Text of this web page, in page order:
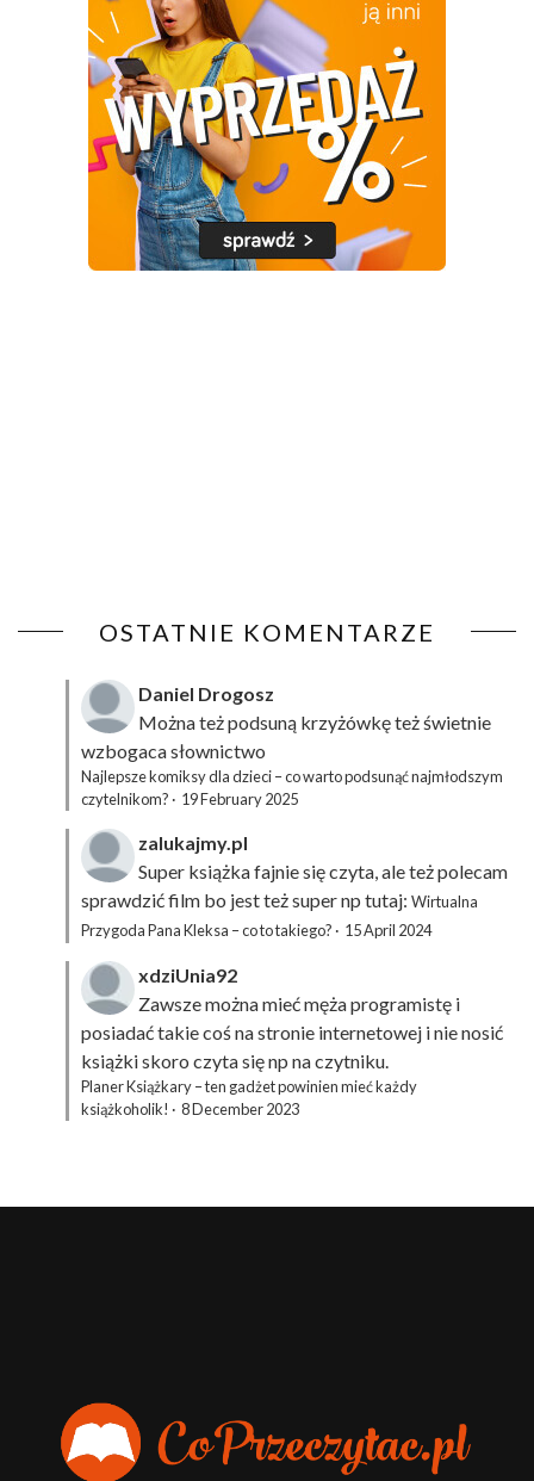
OSTATNIE KOMENTARZE
Daniel Drogosz
Można też podsuną krzyżówkęteż świetnie
wzbogaca słownictwo
Najlepsze komiksy dla dzieci – co warto podsunąć najmłodszym
czytelnikom? · 19 February 2025
zalukajmy.pl
Super książka fajnie się czyta, ale też polecam
sprawdzić film bo jest też super np tutaj: Wirtualna
Przygoda Pana Kleksa – co to takiego? · 15 April 2024
xdziUnia92
Zawsze można mieć męża programistę i
posiadać takie coś na stronie internetowej i nie nosić
książki skoro czyta się np na czytniku.
Planer Książkary – ten gadżet powinien mieć każdy
książkoholik! · 8 December 2023